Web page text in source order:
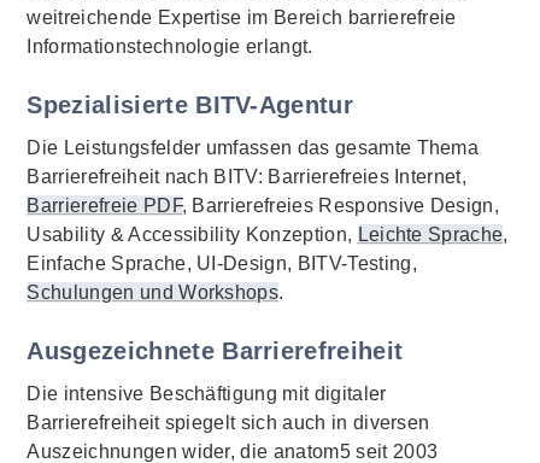
weitreichende Expertise im Bereich barrierefreie
Informationstechnologie erlangt.
Spezialisierte BITV-Agentur
Die Leistungsfelder umfassen das gesamte Thema
Barrierefreiheit nach BITV: Barrierefreies Internet,
Barrierefreie PDF, Barrierefreies Responsive Design,
Usability & Accessibility Konzeption, Leichte Sprache,
Einfache Sprache, UI-Design, BITV-Testing,
Schulungen und Workshops.
Ausgezeichnete Barrierefreiheit
Die intensive Beschäftigung mit digitaler
Barrierefreiheit spiegelt sich auch in diversen
Auszeichnungen wider, die anatom5 seit 2003